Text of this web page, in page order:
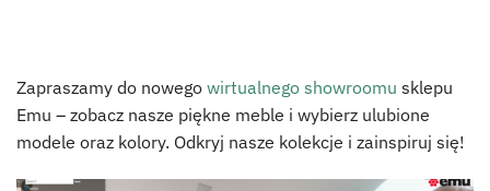
Zapraszamy do nowego wirtualnego showroomu sklepu
Emu – zobacz nasze piękne meble i wybierz ulubione
modele oraz kolory. Odkryj nasze kolekcje i zainspiruj się!